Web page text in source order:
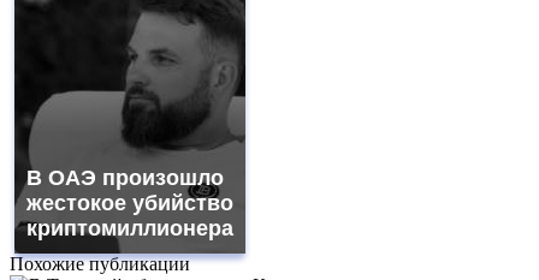
В ОАЭ произошло
жестокое убийство
криптомиллионера
Похожие публикации